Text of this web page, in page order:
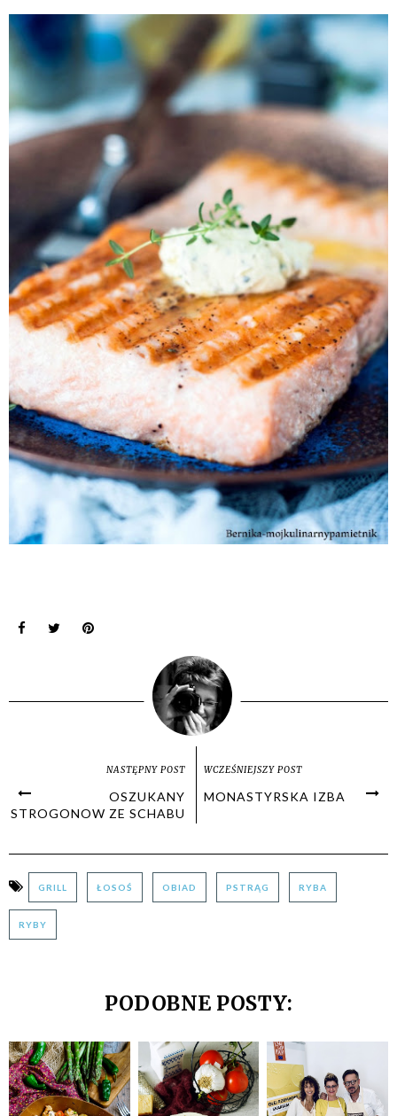
NASTĘPNY POST
OSZUKANY
STROGONOW ZE SCHABU
WCZEŚNIEJSZY POST
MONASTYRSKA IZBA
GRILL ŁOSOŚ OBIAD PSTRĄG RYBA
RYBY
PODOBNE POSTY: